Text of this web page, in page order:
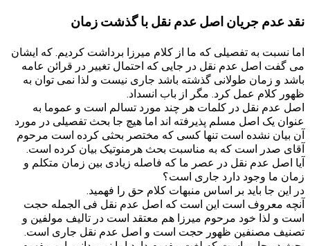
نقد عدم جریان اصل عدم نقل با گذشت زمان
اما نسبت به تفصیلی که ما از کلام میرزا برداشت کردیم. که ایشان
می گفت اصل عدم نقل در جایی که احتمال تغییر در قرائن عامه
باشد و زمان طولانی گذشته باشد جاری نیست و لذا نمی توان به
ظهور کلام عمل کرد. مگر از باب انسداد.
اصل عدم نقل در کلمات هر چند مورد تسالم است و عموما به
عنوان یک اصل مسلم پذیرفته اند اما هیچ جا بحث تفصیلی در مورد
آن بیان نشده است تنها کسی که مختصر بحثی کرده است مرحوم
آقای صدر است که به مناسبت بحث هرمنوتیک بیان کرده است.
آیا اصل عدم نقل در عصر ما که فاصله زیادی بین زمان متکلم و
زمان ما وجود دارد جاری است؟
در این جا باید بر اساس منبهات کلام حق را فهمید.
آنچه معروف است این است که اصل عدم نقل فی الجمله حجت
است و لذا خود مرحوم میرزا هم معتقد است در تالیف مولفین و
تصنیف مصنفین ظهور حجت است و اصل عدم نقل جاری است.